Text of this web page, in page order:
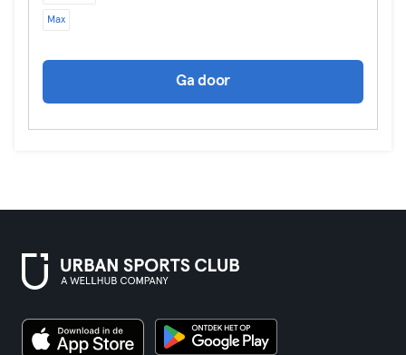
Max
Ga door